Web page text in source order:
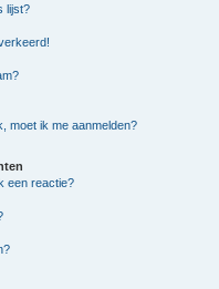
lijst?
moet ik me aanmelden?
een reactie?